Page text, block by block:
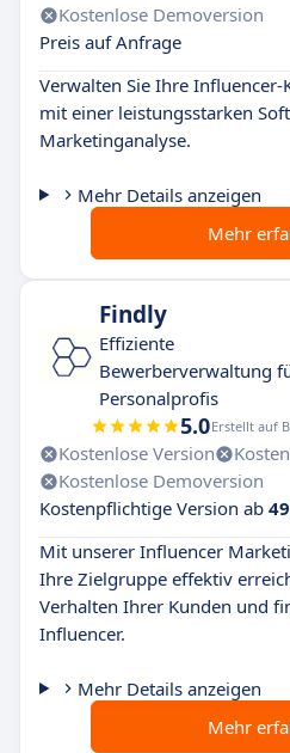
Kostenlose Demoversion
Preis auf Anfrage
Verwalten Sie Ihre
mit einer leistungsstarken
Marketinganalyse.
Mehr Details anzeigen
Mehr
Findly
Effiziente
Bewerberverwaltung
Personalprofis
5.0Erstellt auf
Kostenlose Version
Kostenlose Demoversion
Kostenpflichtige Version ab
Mit unserer Influencer
Ihre Zielgruppe effektiv
Verhalten Ihrer Kunden und
Influencer.
Mehr Details anzeigen
Mehr